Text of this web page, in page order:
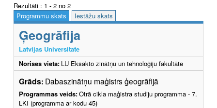
Rezultāti : 1 - 2 no 2
Programmu skats
Iestāžu skats
Ģeogrāfija
Latvijas Universitāte
Norises vieta: LU Eksakto zinātņu un tehnoloģiju fakultāte
Grāds: Dabaszinātņu maģistrs ģeogrāfijā
Programmas veids:Otrā cikla maģistra studiju programma - 7.
LKI (programma ar kodu 45)